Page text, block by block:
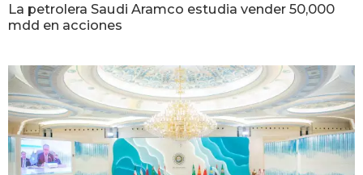
La petrolera Saudi Aramco estudia vender 50,000
mdd en acciones